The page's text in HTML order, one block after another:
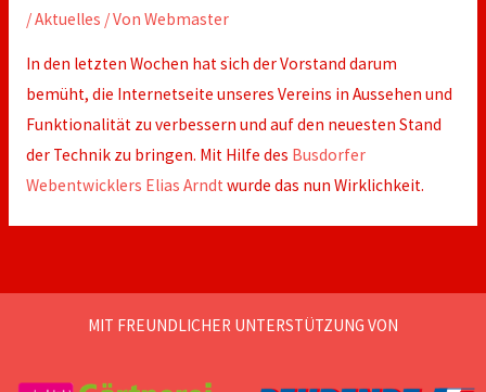
/Aktuelles / Von Webmaster
In den letzten Wochen hat sich der Vorstand darum
bemüht, die Internetseite unseres Vereins in Aussehen und
Funktionalität zu verbessern und auf den neuesten Stand
der Technik zu bringen. Mit Hilfe des Busdorfer
Webentwicklers Elias Arndt wurde das nun Wirklichkeit.
MIT FREUNDLICHER UNTERSTÜTZUNG VON